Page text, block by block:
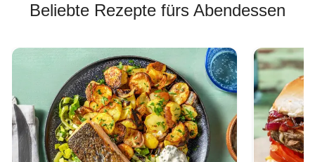
Beliebte Rezepte fürs Abendessen